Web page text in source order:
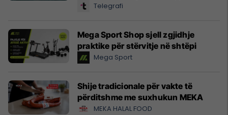
Telegrafi
Mega Sport Shop sjell zgjidhje
praktike për stërvitje në shtëpi
Mega Sport
Shije tradicionale për vakte të
përditshme me suxhukun MEKA
MEKA HALAL FOOD